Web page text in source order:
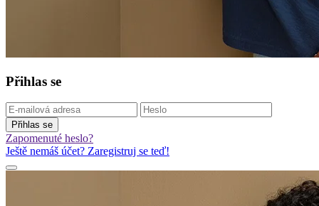
Přihlas se
Přihlas se
Zapomenuté heslo?
Ještě nemáš účet? Zaregistruj se teď!